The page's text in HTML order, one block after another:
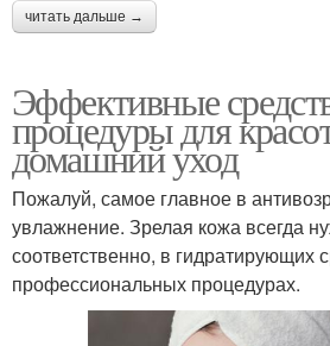
читать дальше →
Эффективные
процедуры для
домашний уход
Пожалуй, самое главное в
увлажнение. Зрелая кожа всегда
соответственно, в гидратирующих
профессиональных процедурах.